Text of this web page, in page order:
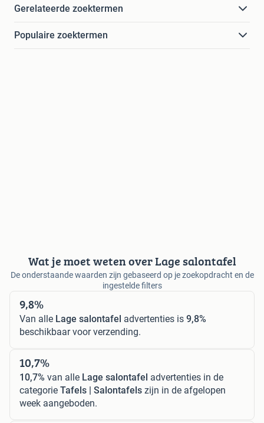
Gerelateerde zoektermen
Populaire zoektermen
Wat je moet weten over Lage salontafel
De onderstaande waarden zijn gebaseerd op je zoekopdracht en de
ingestelde filters
9,8%
Van alle Lage salontafel advertenties is 9,8%
beschikbaar voor verzending.
10,7%
10,7% van alle Lage salontafel advertenties in de
categorie Tafels | Salontafels zijn in de afgelopen
week aangeboden.